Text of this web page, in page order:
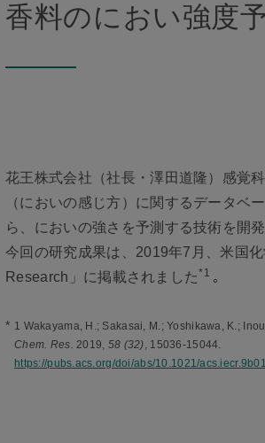
香料のにおい強度
花王株式会社（社長・澤田道隆）感覚
（においの感じ方）に関するデータベ
ら、においの強さを予測する技術を開発
今回の研究成果は、2019年7月、米国
Research」に掲載されました*1 ｡
* 1 Wakayama, H.; Sakasai, M.; Yoshikawa, K.;
Chem. Res.2019, 58 (32) , 15036-15044.
https://pubs.acs.org/doi/abs/10.1021/